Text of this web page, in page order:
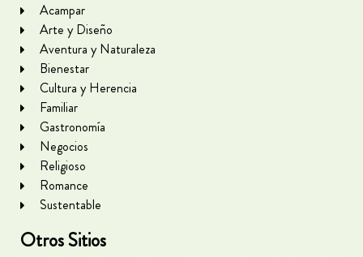
Acampar
Arte y Diseño
Aventura y Naturaleza
Bienestar
Cultura y Herencia
Familiar
Gastronomía
Negocios
Religioso
Romance
Sustentable
Otros Sitios